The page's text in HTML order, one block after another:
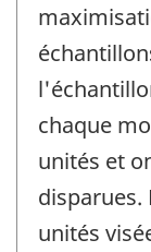
chaque
unités et
disparues.
unités